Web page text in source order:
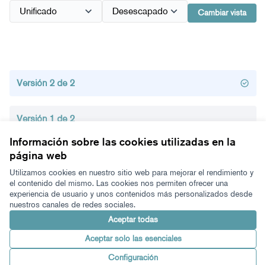
Información sobre las cookies utilizadas en la
página web
Utilizamos cookies en nuestro sitio web para mejorar el rendimiento y
el contenido del mismo. Las cookies nos permiten ofrecer una
experiencia de usuario y unos contenidos más personalizados desde
nuestros canales de redes sociales.
Aceptar todas
Aceptar solo las esenciales
Configuración
Cambiar vista
Versión 2 de 2
Versión 1 de 2
Términos y condiciones de uso
Configuración de cookies
Zeugaz en X
(Enlace externo)
Zeugaz en Facebook
(Enlace externo)
Zeugaz en Instagram
(Enlace externo)
Zeugaz en YouTube
(Enlace externo)
Zeugaz en GitHub
(Enlace externo)
Castellano
Aukeratu hizkuntzaElegir el idioma
Con
(Enlace